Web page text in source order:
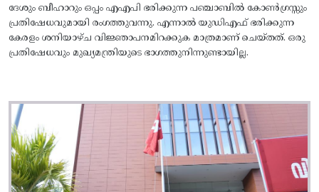
ദേശും ബീഹാറും ഒപ്പം എഎപി ഭരിക്കുന്ന പഞ്ചാബിൽ കോൺഗ്രസ്സും
പ്രതിഷേധവുമായി രംഗത്തുവന്നു. എന്നാൽ യുഡിഎഫ് ഭരിക്കുന്ന
കേരളം ശനിയാഴ്ച വിജ്ഞാപനമിറക്കുക മാത്രമാണ് ചെയ്തത്. ഒരു
പ്രതിഷേധവും മുഖ്യമന്ത്രിയുടെ ഭാഗത്തുനിന്നുണ്ടായില്ല.